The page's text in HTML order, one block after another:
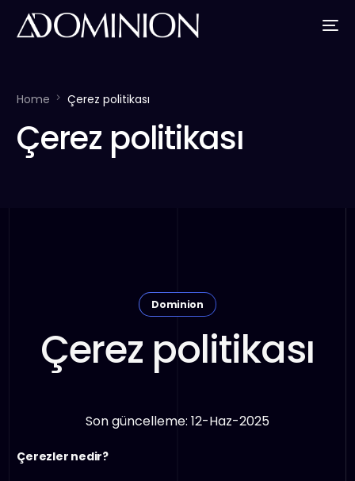
Home Çerez politikası
Çerez politikası
Dominion
Çerez politikası
Son güncelleme: 12-Haz-2025
Çerezler nedir?